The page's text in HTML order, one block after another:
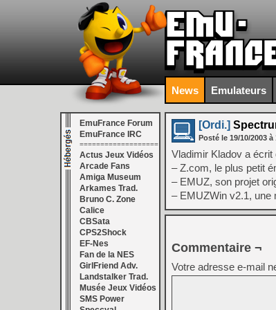
News Emulateurs
EmuFrance Forum
EmuFrance IRC
===================
Actus Jeux Vidéos
Arcade Fans
Amiga Museum
Arkames Trad.
Bruno C. Zone
Calice
CBSata
CPS2Shock
EF-Nes
Fan de la NES
GirlFriend Adv.
Landstalker Trad.
Musée Jeux Vidéos
SMS Power
[Ordi.]
Posté le 19/10/2003 à
Vladimir Kladov a
– Z.com, le plus petit
– EMUZ, son projet
– EMUZWin v2.1, une
Commentaire ¬
Votre adresse e-mail